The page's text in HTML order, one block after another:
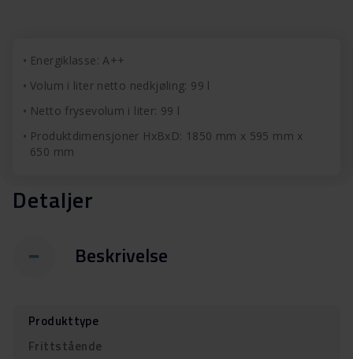
Energiklasse: A++
Volum i liter netto nedkjøling: 99 l
Netto frysevolum i liter: 99 l
Produktdimensjoner HxBxD: 1850 mm x 595 mm x
650 mm
Detaljer
Beskrivelse
Produkttype
Frittstående